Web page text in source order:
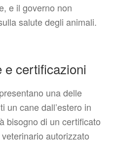
e il governo non
salute degli animali.
e certificazioni
una delle
un cane dall’estero in
bisogno di un certificato
autorizzato